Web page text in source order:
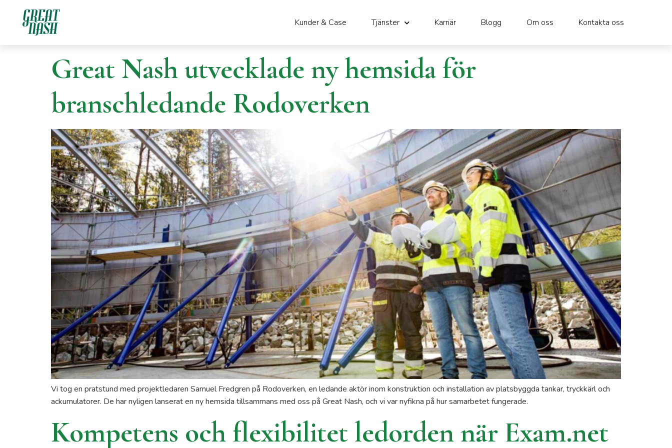
Kunder & Case Tjänster Karriär Blogg Om oss Kontakta oss
Tag:
Great Nash utvecklade ny hemsida för
branschledande Rodoverken
Vi tog en pratstund med projektledaren Samuel Fredgren på Rodoverken, en ledande aktör inom konstruktion och installation av platsbyggda tankar, tryckkärl och
ackumulatorer. De har nyligen lanserat en ny hemsida tillsammans med oss på Great Nash, och vi var nyfikna på hur samarbetet fungerade.
Kompetens och flexibilitet ledorden när Exam.net